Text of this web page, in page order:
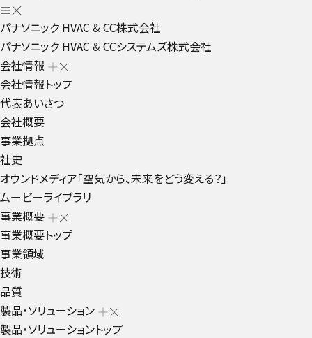
パナソニック HVAC & CC株式会社
パナソニック HVAC & CCシステムズ株式会社
会社情報
会社情報トップ
代表あいさつ
会社概要
事業拠点
社史
オウンドメディア「空気から、未来をどう変える？」
ムービーライブラリ
事業概要
事業概要トップ
事業領域
技術
品質
製品・ソリューション
製品・ソリューショントップ